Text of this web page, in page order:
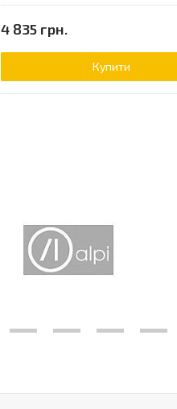
4 835 грн.
Купити